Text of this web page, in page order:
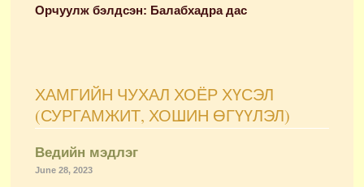
Орчуулж бэлдсэн: Балабхадра дас
ХАМГИЙН ЧУХАЛ ХОЁР ХҮСЭЛ
(СУРГАМЖИТ, ХОШИН ӨГҮҮЛЭЛ)
Ведийн мэдлэг
June 28, 2023